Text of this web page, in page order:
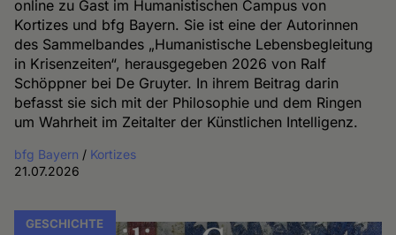
online zu Gast im Humanistischen Campus von
Kortizes und bfg Bayern. Sie ist eine der Autorinnen
des Sammelbandes „Humanistische Lebensbegleitung
in Krisenzeiten“, herausgegeben 2026 von Ralf
Schöppner bei De Gruyter. In ihrem Beitrag darin
befasst sie sich mit der Philosophie und dem Ringen
um Wahrheit im Zeitalter der Künstlichen Intelligenz.
bfg Bayern / Kortizes
21.07.2026
GESCHICHTE